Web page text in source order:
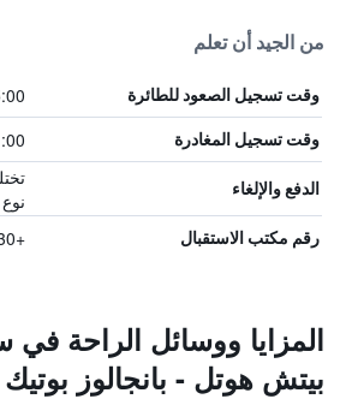
من الجيد أن تعلم
وقت تسجيل الصعود للطائرة
وقت تسجيل المغادرة
الدفع والإلغاء
رقم مكتب الاستقبال +30 231 182 6294
المزايا ووسائل الراحة
بيتش هوتل - بانجالوز بوتيك